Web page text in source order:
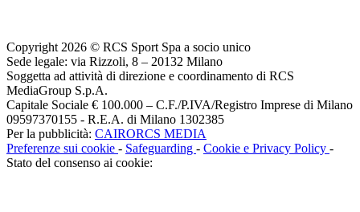
Copyright 2026 © RCS Sport Spa a socio unico
Sede legale: via Rizzoli, 8 – 20132 Milano
Soggetta ad attività di direzione e coordinamento di RCS
MediaGroup S.p.A.
Capitale Sociale € 100.000 – C.F./P.IVA/Registro Imprese di Milano
09597370155 - R.E.A. di Milano 1302385
Per la pubblicità: CAIRORCS MEDIA
Preferenze sui cookie - Safeguarding - Cookie e Privacy Policy -
Stato del consenso ai cookie: